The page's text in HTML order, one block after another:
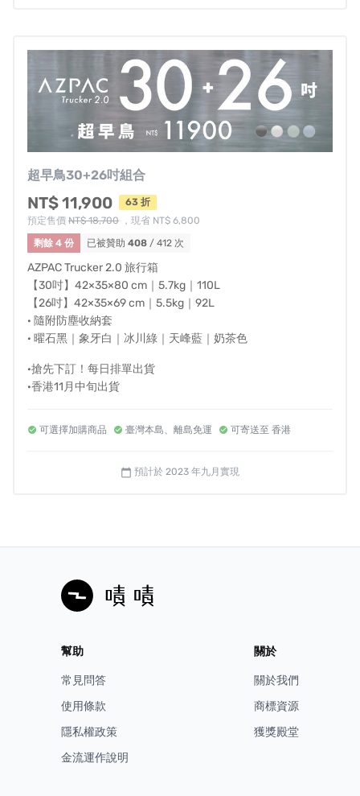
從外到內的細節毫無忽略！全封閉式內裏採用高級桃絨
布，手感密實細緻，展開行李箱時不直接外露私人物品避
免尷尬。
嚴選的高織數抗撕裂的拉鍊織網口袋，物品收納
可持續性與品質
工工作環境與福利。
超早鳥30+26吋組合
NT$ 11,900
63 折
預定售價 NT$ 18,700 ，現省 NT$ 6,800
剩餘 4 份
已被贊助 408 / 412 次
AZPAC Trucker 2.0 旅行箱
【30吋】42×35×80 cm｜5.7kg｜110L
【26吋】42×35×69 cm｜5.5kg｜92L
· 隨附防塵收納套
· 曜石黑｜象牙白｜冰川綠｜天峰藍｜奶茶色
·搶先下訂！每日排單出貨
·香港11月中旬出貨
可選擇加購商品 臺灣本島、離島免運 可寄送至 香港
calendar_today 預計於 2023 年九月實現
幫助
常見問答
使用條款
隱私權政策
金流運作說明
關於
關於我們
商標資源
獲獎殿堂